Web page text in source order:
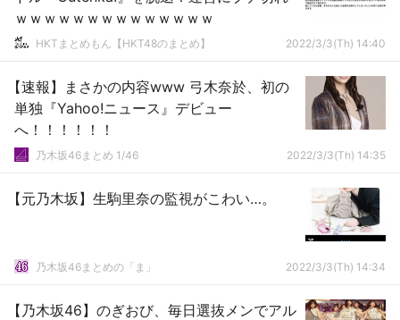
ｗｗｗｗｗｗｗｗｗｗｗｗｗｗ
HKTまとめもん【HKT48のまとめ】 2022/3/3(Th) 14:40
【速報】まさかの内容www 弓木奈於、初の
単独『Yahoo!ニュース』デビュー
へ！！！！！！
乃木坂46まとめ 1/46 2022/3/3(Th) 14:35
【元乃木坂】生駒里奈の監視がこわい…。
乃木坂46まとめの「ま」 2022/3/3(Th) 14:34
【乃木坂46】のぎおび、毎日選抜メンでアル